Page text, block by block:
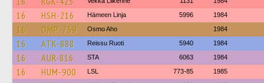
16 HSH-216 Hämeen Linja 5996 1984
16 OMP-759 Osmo Aho 1984
16 ATK-888 Reissu Ruoti 5940 1984
16 AUR-816 STA 6063 1984
16 HUM-900 LSL 773-85 1985